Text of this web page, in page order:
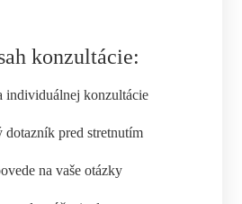
konzultácie:
individuálnej konzultácie
dotazník pred stretnutím
na vaše otázky